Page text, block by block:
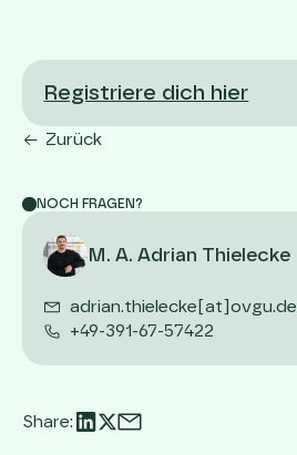
Zurück
NOCH FRAGEN?
M. A. Adrian Thielecke
adrian.thielecke[at]ovgu.de
+49-391-67-57422
Share:
Registriere dich hier